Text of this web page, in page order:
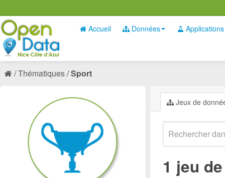
Accueil Données Applications
Thématiques Sport
Jeux de
1 jeu